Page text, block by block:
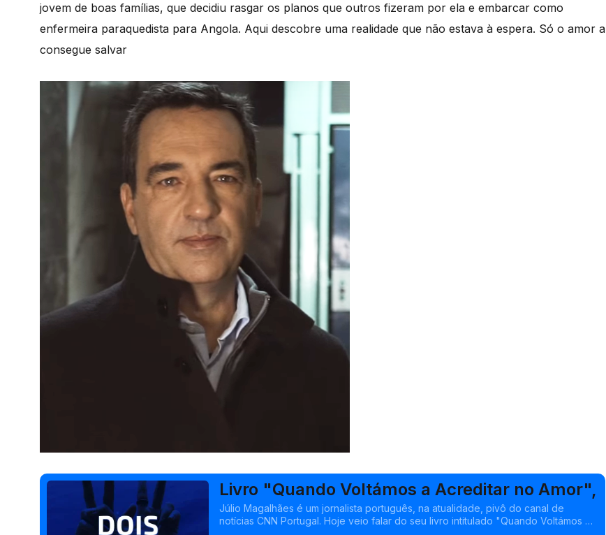
jovem de boas famílias, que decidiu rasgar os planos que outros fizeram por ela e embarcar como
enfermeira paraquedista para Angola. Aqui descobre uma realidade que não estava à espera. Só o amor a
consegue salvar
Livro "Quando Voltámos a Acreditar no Amor",
Júlio Magalhães é um jornalista português, na atualidade, pivô do canal de
notícias CNN Portugal. Hoje veio falar do seu livro intitulado "Quando Voltámos a